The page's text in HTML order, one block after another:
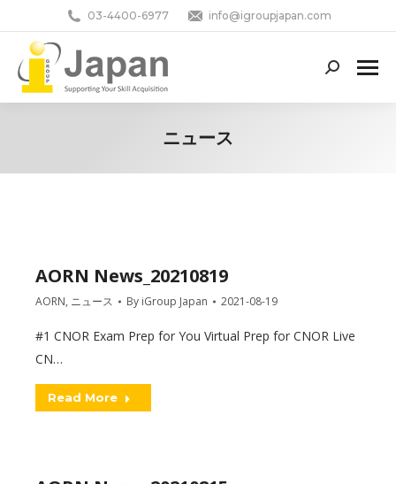
03-4400-6977 info@igroupjapan.com
Search:
ニュース
AORN News_20210819
AORN, ニュース By iGroup Japan 2021-08-19
#1 CNOR Exam Prep for You Virtual Prep for CNOR Live
CN…
Read More